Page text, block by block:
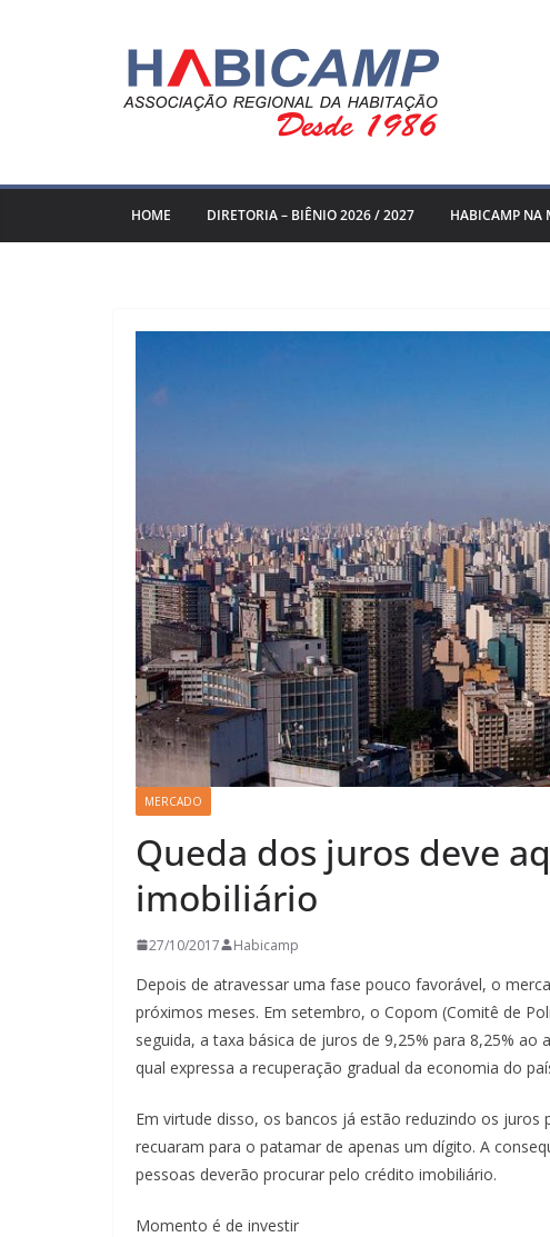
HOME DIRETORIA – BIÊNIO 2026 / 2027 HABICAMP NA
MERCADO
Queda dos juros deve
imobiliário
27/10/2017 Habicamp
Depois de atravessar uma fase pouco favorável, o
próximos meses. Em setembro, o Copom (Comitê de
seguida, a taxa básica de juros de 9,25% para 8,25%
qual expressa a recuperação gradual da economia do
Em virtude disso, os bancos já estão reduzindo os
recuaram para o patamar de apenas um dígito. A
pessoas deverão procurar pelo crédito imobiliário.
Momento é de investir